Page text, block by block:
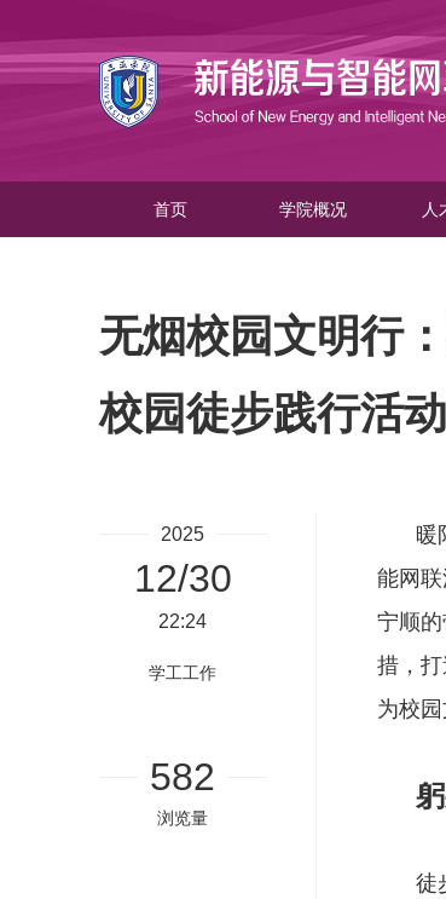
首页 学院概况 人
无烟校园文明行
校园徒步践行活动
2025
12/30
22:24
学工工作
582
浏览量
暖
能网
宁顺
措，
为校园
躬
徒